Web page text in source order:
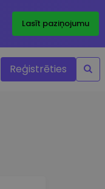
Lasīt paziņojumu
Reģistrēties